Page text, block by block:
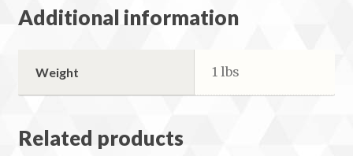
Additional information
Weight 1 lbs
Related products